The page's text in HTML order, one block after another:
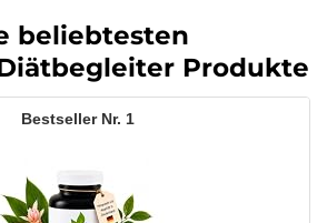
beliebtesten
Produkte
1